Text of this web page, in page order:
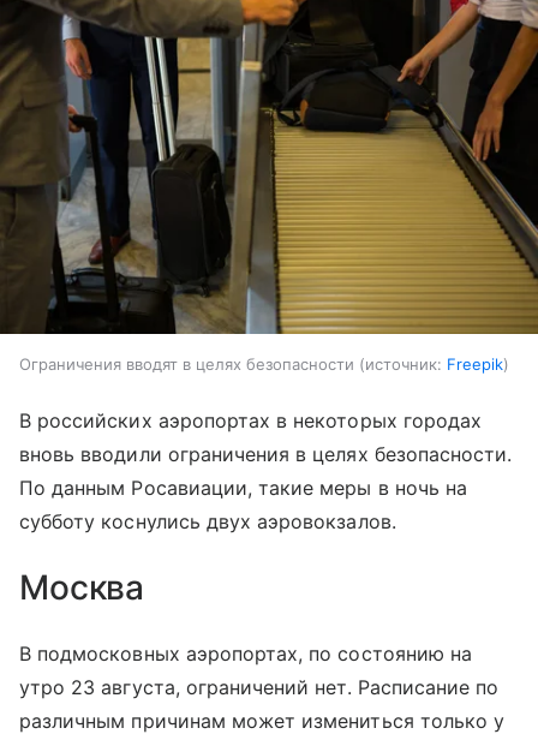
Ограничения вводят в целях безопасности источник: Freepik
В российских аэропортах в некоторых городах
вновь вводили ограничения в целях безопасности.
По данным Росавиации, такие меры в ночь на
субботу коснулись двух аэровокзалов.
Москва
В подмосковных аэропортах, по состоянию на
утро 23 августа, ограничений нет. Расписание по
различным причинам может измениться только у